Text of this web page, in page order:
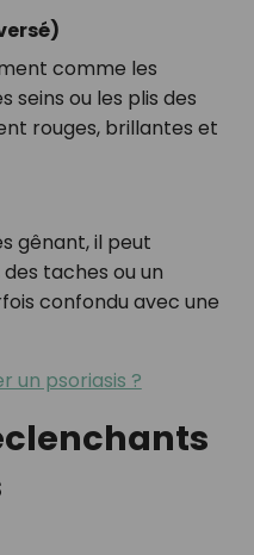
comme les
seins ou les plis des
rouges, brillantes et
gênant, il peut
taches ou un
confondu avec une
un psoriasis ?